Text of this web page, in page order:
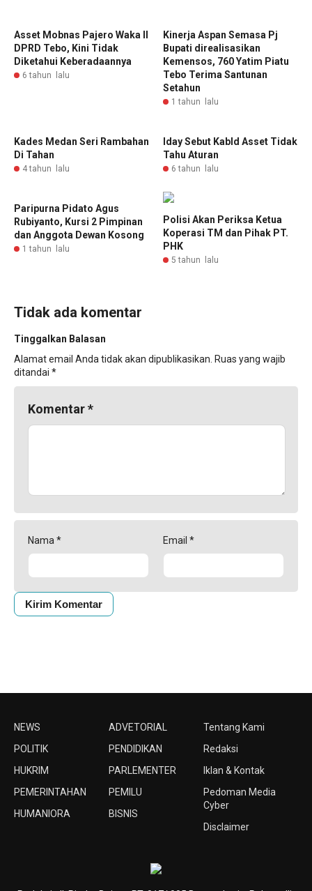
Asset Mobnas Pajero Waka II
DPRD Tebo, Kini Tidak
Diketahui Keberadaannya
6 tahun lalu
Kinerja Aspan Semasa Pj
Bupati direalisasikan
Kemensos, 760 Yatim Piatu
Tebo Terima Santunan
Setahun
1 tahun lalu
Kades Medan Seri Rambahan
Di Tahan
4 tahun lalu
Iday Sebut KabId Asset Tidak
Tahu Aturan
6 tahun lalu
Paripurna Pidato Agus
Rubiyanto, Kursi 2 Pimpinan
dan Anggota Dewan Kosong
1 tahun lalu
Polisi Akan Periksa Ketua
Koperasi TM dan Pihak PT.
PHK
5 tahun lalu
Tidak ada komentar
Tinggalkan Balasan
Alamat email Anda tidak akan dipublikasikan. Ruas yang wajib
ditandai *
Komentar*
Nama * Email *
NEWS
POLITIK
HUKRIM
PEMERINTAHAN
HUMANIORA
ADVETORIAL
PENDIDIKAN
PARLEMENTER
PEMILU
BISNIS
Tentang Kami
Redaksi
Iklan & Kontak
Pedoman Media
Cyber
Disclaimer